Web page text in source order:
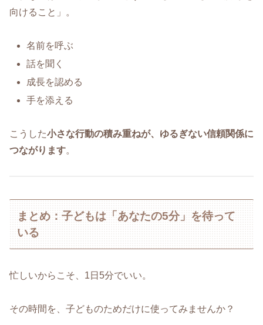
向けること」。
名前を呼ぶ
話を聞く
成長を認める
手を添える
こうした小さな行動の積み重ねが、ゆるぎない信頼関係に
つながります。
まとめ：子どもは「あなたの5分」を待って
いる
忙しいからこそ、1日5分でいい。
その時間を、子どものためだけに使ってみませんか？